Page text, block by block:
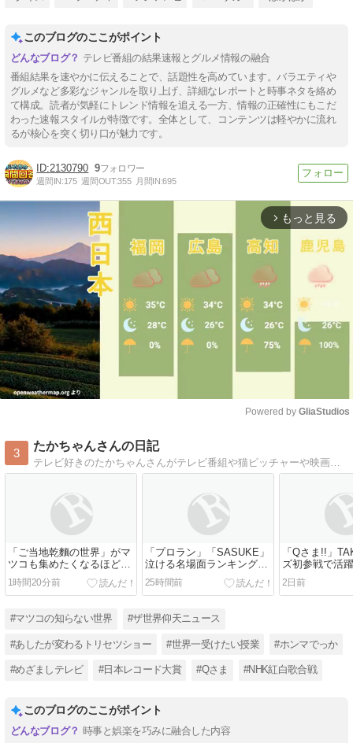
このブログのここがポイント
テレビ番組の結果速報とグルメ情報の融合
番組結果を速やかに伝えることで、話題性を高めています。バラエティや
グルメなど多彩なジャンルを取り上げ、詳細なレポートと時事ネタを絡め
て構成。読者が気軽にトレンド情報を追える一方、情報の正確性にもこだ
わった速報スタイルが特徴です。全体として、コンテンツは軽やかに流れ
るが核心を突く切り口が魅力です。
2130790 9
週間IN:175 週間OUT:355 月間IN:695
arrow_forward_ios もっと見る
Powered by GliaStudios
3
たかちゃんさんの日記
テレビ好きのたかちゃんさんがテレビ番組や猫ピッチャーや映画や本などを紹介しております。
「ご当地乾麵の世界」がマ
ツコも集めたくなるほど必
見だ
1時間20分前
「プロラン」「SASUKE」
泣ける名場面ランキング
BEST10を予想した
25時間前
「Qさま!!」
ズ初参戦で活
2日前
#マツコの知らない世界 #ザ世界仰天ニュース
#あしたが変わるトリセツショー #世界一受けたい授業 #ホンマでっか
#めざましテレビ #日本レコード大賞 #Qさま #NHK紅白歌合戦
このブログのここがポイント
時事と娯楽を巧みに融合した内容